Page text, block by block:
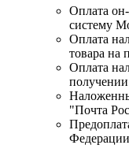
Оплата
систему
Оплата
товара на
Оплата
получении
"Почта
Федерации